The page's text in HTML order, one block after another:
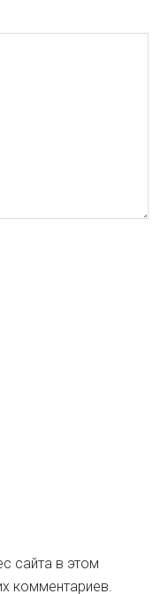
сайта в этом
комментариев.